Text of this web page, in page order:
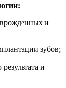
и
зубов;
и